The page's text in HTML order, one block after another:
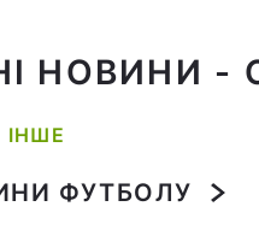
НОВИНИ -
ІНШЕ
ФУТБОЛУ